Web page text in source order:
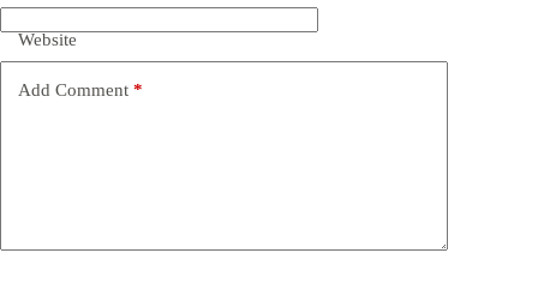
Website
Add Comment *